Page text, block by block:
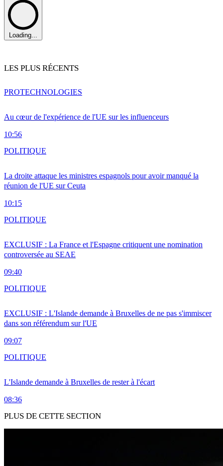
Loading...
LES PLUS RÉCENTS
Au cœur de l'expérience de l'UE sur les influenceurs
10:56
PROTECHNOLOGIES
La droite attaque les ministres espagnols pour avoir manqué la
réunion de l'UE sur Ceuta
10:15
POLITIQUE
EXCLUSIF : La France et l'Espagne critiquent une nomination
controversée au SEAE
09:40
POLITIQUE
EXCLUSIF : L'Islande demande à Bruxelles de ne pas s'immiscer
dans son référendum sur l'UE
09:07
POLITIQUE
L'Islande demande à Bruxelles de rester à l'écart
08:36
POLITIQUE
PLUS DE CETTE SECTION